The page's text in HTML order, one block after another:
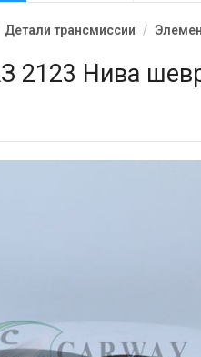
Детали трансмиссии
2123 Нива